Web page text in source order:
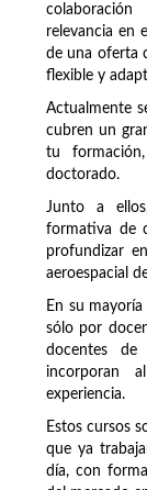
relevancia en
de una oferta
flexible y
Actualmente
cubren un
tu
doctorado.
Junto a
formativa de
profundizar
aeroespacial
En su
sólo por
docentes
incorporan
experiencia.
Estos cursos
que ya
día, con